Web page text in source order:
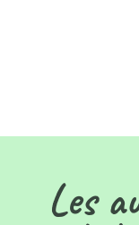
Les